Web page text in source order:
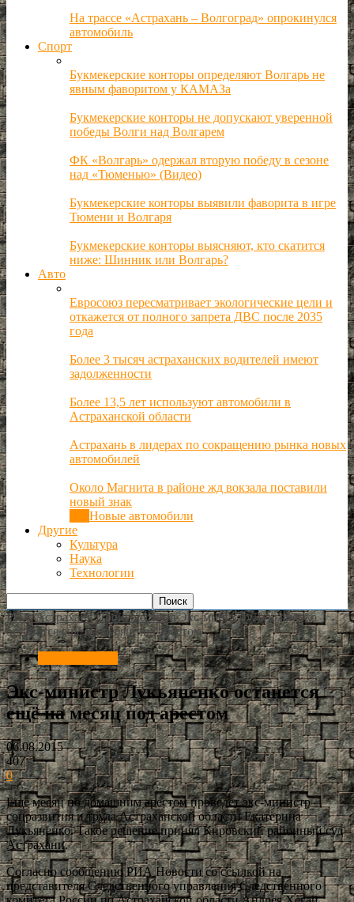
На трассе «Астрахань – Волгоград» опрокинулся
автомобиль
Спорт
Букмекерские конторы определяют Волгарь не
явным фаворитом у КАМАЗа
Букмекерские конторы не допускают уверенной
победы Волги над Волгарем
ФК «Волгарь» одержал вторую победу в сезоне
над «Тюменью» (Видео)
Букмекерские конторы выявили фаворита в игре
Тюмени и Волгаря
Букмекерские конторы выясняют, кто скатится
ниже: Шинник или Волгарь?
Авто
Евросоюз пересматривает экологические цели и
откажется от полного запрета ДВС после 2035
года
Более 3 тысяч астраханских водителей имеют
задолженности
Более 13,5 лет используют автомобили в
Астраханской области
Астрахань в лидерах по сокращению рынка новых
автомобилей
Около Магнита в районе жд вокзала поставили
новый знак
Новые автомобили
Другие
Культура
Наука
Технологии
РИА Астрахань Происшествия Экс-министр Лукьяненко
останется ещё на месяц под арестом
Экс-министр Лукьяненко останется
ещё на месяц под арестом
06.08.2015
407
0
Ещё месяц по домашним арестом проведет экс-министр
соцразвития и труда Астраханской области Екатерина
Лукьяненко. Такое решение принял Кировский районный суд
Астрахани.
Согласно сообщению РИА Новости со ссылкой на
представителя Следственного управления Следственного